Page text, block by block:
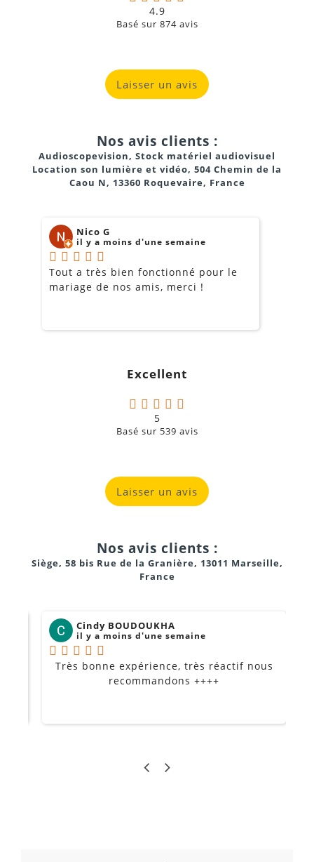
4.9
Basé sur 874avis
Laisser un avis
Nos avis clients :
Audioscopevision, Stock matériel audiovisuel
Location son lumière et vidéo, 504 Chemin de la
Caou N, 13360 Roquevaire, France
Nico G
il y a moins d'une semaine
Tout a très bien fonctionné pour le
mariage de nos amis, merci !
Excellent
5
Basé sur 539 avis
Laisser un avis
Nos avis clients :
Siège, 58 bis Rue de la Granière, 13011 Marseille,
France
Cindy BOUDOUKHA
il y a moins d'une semaine
Très bonne expérience, très réactif nous
recommandons ++++